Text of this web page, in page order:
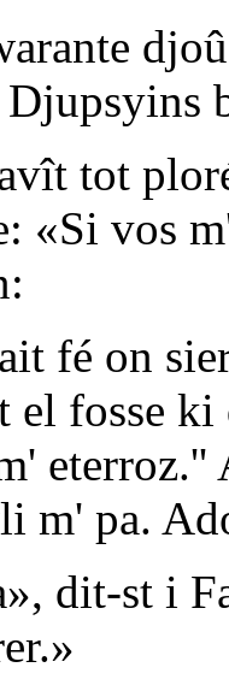
Djupsyins
tot
«Si vos
fé on
el fosse
m' pa.
dit-st i